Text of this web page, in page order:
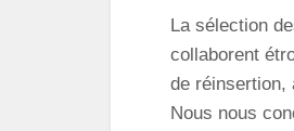
La sélection
collaborent
de réinsertion,
Nous nous